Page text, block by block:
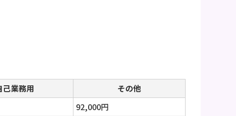
己業務用
その他
92,000円